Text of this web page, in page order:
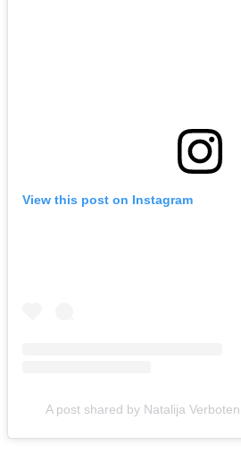
View this post on Instagram
A post shared by Natalija